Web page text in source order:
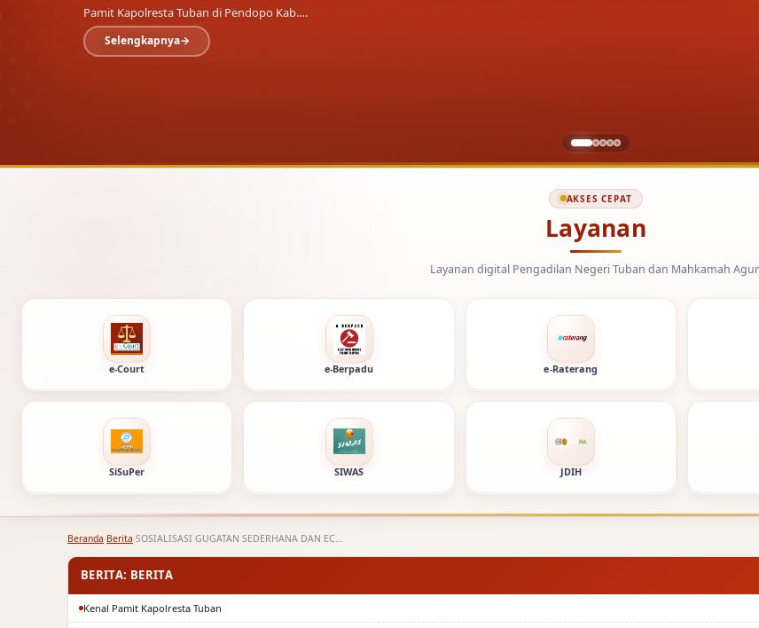
Pamit Kapolresta Tuban di Pendopo Kab.…
Selengkapnya
AKSES CEPAT
Layanan
Layanan digital Pengadilan Negeri Tuban dan Mahkamah Agung Republik Indonesia.
e-Court e-Berpadu e-Raterang
SiSuPer SIWAS JDIH
Beranda›Berita› SOSIALISASI GUGATAN SEDERHANA DAN ECOURT PADA BANK BRI
BERITA: BERITA
Kenal Pamit Kapolresta Tuban